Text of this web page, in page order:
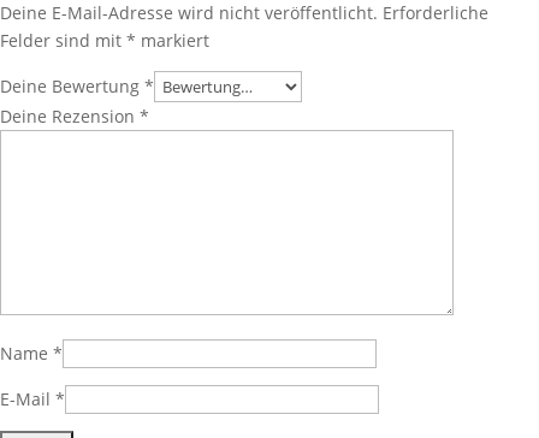
Deine E-Mail-Adresse wird nicht veröffentlicht. Erforderliche
Felder sind mit * markiert
Deine Bewertung *
Deine Rezension *
Name *
E-Mail *